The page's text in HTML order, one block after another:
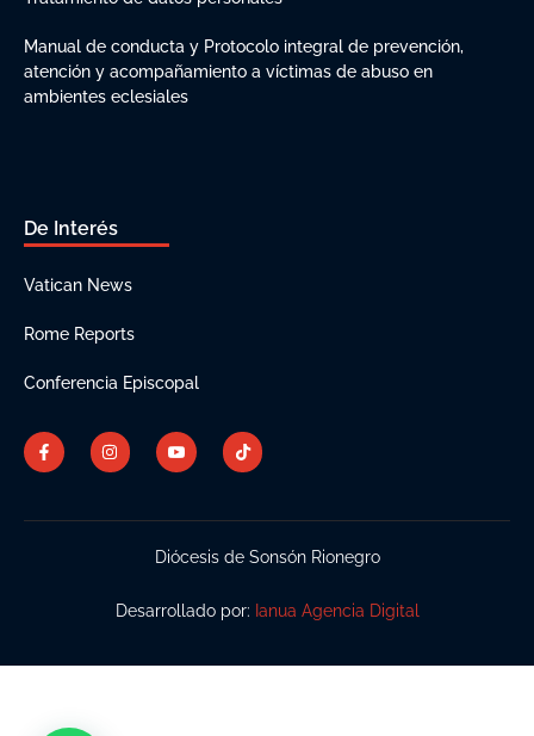
Manual de conducta y Protocolo integral de prevención,
atención y acompañamiento a víctimas de abuso en
ambientes eclesiales
De Interés
Vatican News
Rome Reports
Conferencia Episcopal
Diócesis de Sonsón Rionegro
Desarrollado por: Ianua Agencia Digital